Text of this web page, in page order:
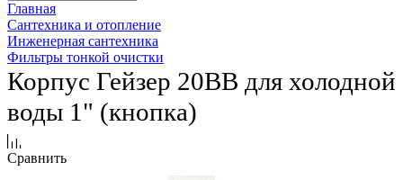
Главная
Сантехника и отопление
Инженерная сантехника
Фильтры тонкой очистки
Корпус Гейзер 20BB для холодной
воды 1" (кнопка)
Сравнить